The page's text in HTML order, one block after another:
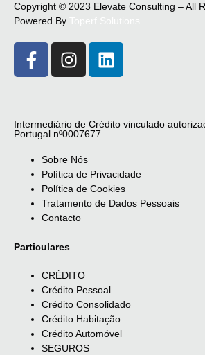
Copyright © 2023 Elevate Consulting – All
Powered By
Intermediário de Crédito vinculado
Portugal nº0007677
Sobre Nós
Política de Privacidade
Política de Cookies
Tratamento de Dados Pessoais
Contacto
Particulares
CRÉDITO
Crédito Pessoal
Crédito Consolidado
Crédito Habitação
Crédito Automóvel
SEGUROS